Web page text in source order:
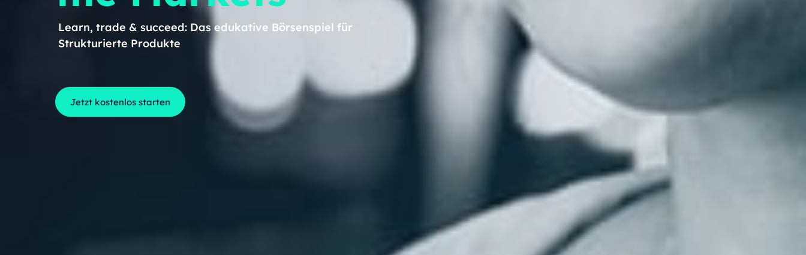
Learn, trade & succeed: Das edukative Börsenspiel für
Strukturierte Produkte
Jetzt kostenlos starten